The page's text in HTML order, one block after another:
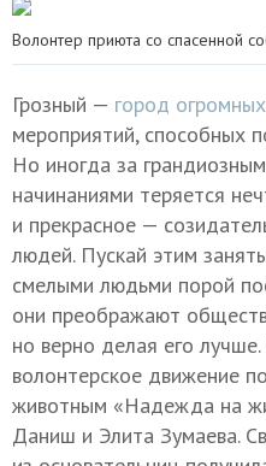
Волонтер приюта со спасенной
Грозный — город
мероприятий, способных
Но иногда за
начинаниями теряется
и прекрасное —
людей. Пускай этим
смелыми людьми порой
они преображают
но верно делая его
волонтерское движение
животным «Надежда на
Даниш и Элита Зумаева.